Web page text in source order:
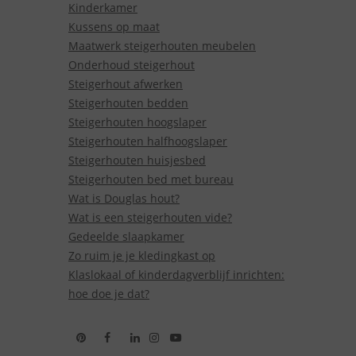
Kinderkamer
Kussens op maat
Maatwerk steigerhouten meubelen
Onderhoud steigerhout
Steigerhout afwerken
Steigerhouten bedden
Steigerhouten hoogslaper
Steigerhouten halfhoogslaper
Steigerhouten huisjesbed
Steigerhouten bed met bureau
Wat is Douglas hout?
Wat is een steigerhouten vide?
Gedeelde slaapkamer
Zo ruim je je kledingkast op
Klaslokaal of kinderdagverblijf inrichten:
hoe doe je dat?